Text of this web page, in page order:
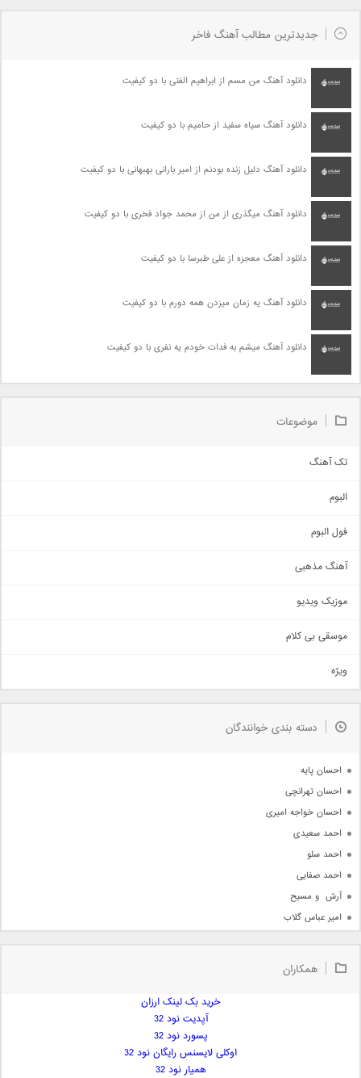
جدیدترین مطالب آهنگ فاخر
دانلود آهنگ من مسم از ابراهیم الفتی با دو کیفیت
دانلود آهنگ سیاه سفید از حامیم با دو کیفیت
دانلود آهنگ دلیل زنده بودنم از امیر بارانی بهبهانی با دو کیفیت
دانلود آهنگ میگذری از من از محمد جواد فخری با دو کیفیت
دانلود آهنگ معجزه از علی طبرسا با دو کیفیت
دانلود آهنگ یه زمان میزدن همه دورم با دو کیفیت
دانلود آهنگ میشم به فدات خودم یه نفری با دو کیفیت
موضوعات
تک آهنگ
اجتماعی
حماسی
سنتی
اهنگ بندرعباسی
دمو
مذهبی
جدیدترین ها
البوم
فول البوم
آهنگ مذهبی
موزیک ویدیو
موسقی بی کلام
ویژه
دسته بندی خوانندگان
احسان پایه
احسان تهرانچی
احسان خواجه امیری
احمد سعیدی
احمد سلو
احمد صفایی
آرش  و مسیح
امیر عباس گلاب
امیر علی
همکاران
خرید بک لینک ارزان
آپدیت نود 32
پسورد نود 32
اوکلی لایسنس رایگان نود 32
همیار نود 32